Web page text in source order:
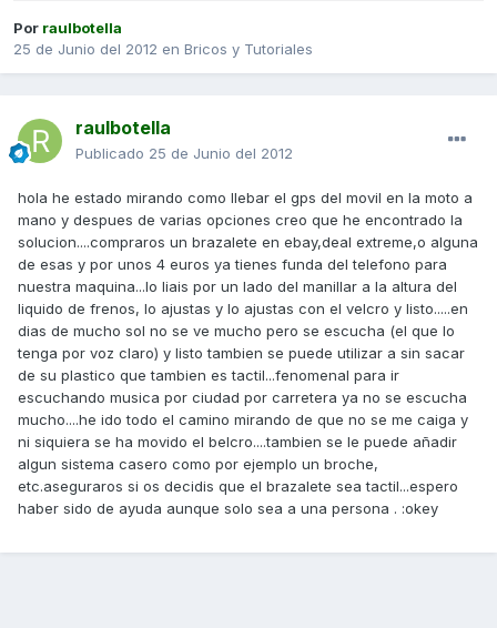
Por raulbotella
25 de Junio del 2012 en Bricos y Tutoriales
raulbotella
Publicado 25 de Junio del 2012
hola he estado mirando como llebar el gps del movil en la moto a
mano y despues de varias opciones creo que he encontrado la
solucion....compraros un brazalete en ebay,deal extreme,o alguna
de esas y por unos 4 euros ya tienes funda del telefono para
nuestra maquina...lo liais por un lado del manillar a la altura del
liquido de frenos, lo ajustas y lo ajustas con el velcro y listo.....en
dias de mucho sol no se ve mucho pero se escucha (el que lo
tenga por voz claro) y listo tambien se puede utilizar a sin sacar
de su plastico que tambien es tactil...fenomenal para ir
escuchando musica por ciudad por carretera ya no se escucha
mucho....he ido todo el camino mirando de que no se me caiga y
ni siquiera se ha movido el belcro....tambien se le puede añadir
algun sistema casero como por ejemplo un broche,
etc.aseguraros si os decidis que el brazalete sea tactil...espero
haber sido de ayuda aunque solo sea a una persona . :okey